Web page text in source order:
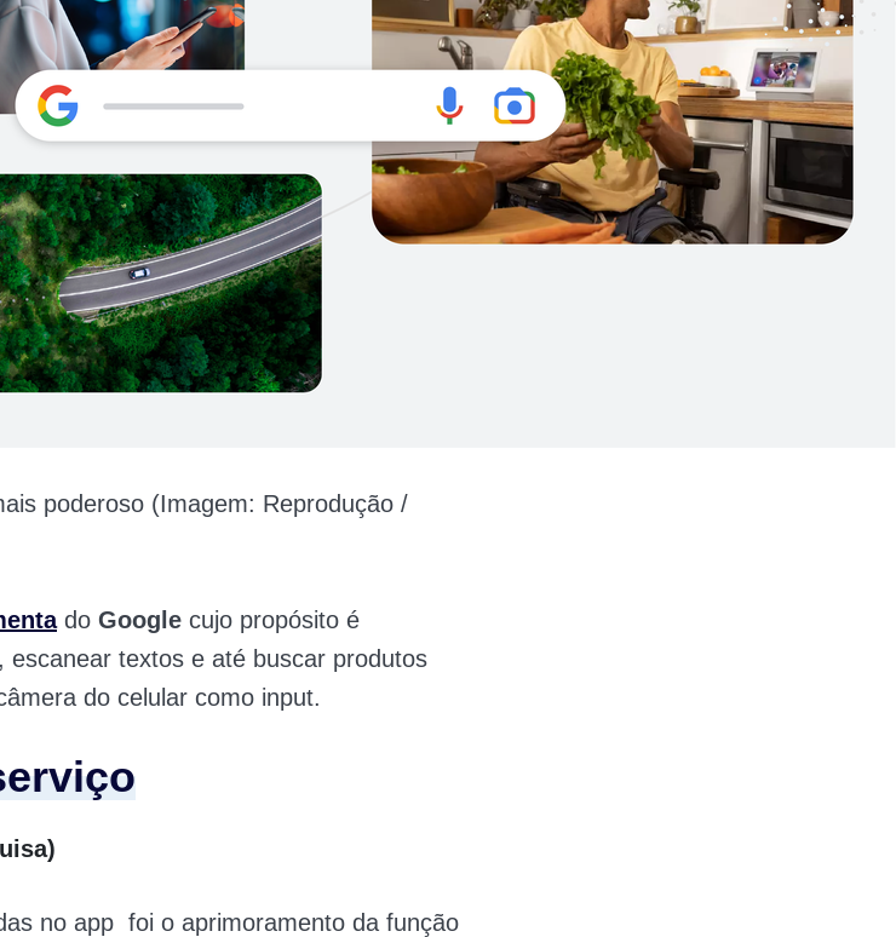
poderoso (Imagem: Reprodução /
do Google cujo propósito é
escanear textos e até buscar produtos
do celular como input.
no app foi o aprimoramento da função